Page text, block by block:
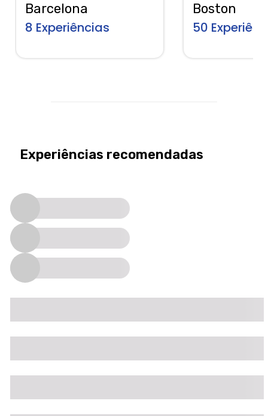
Barcelona
8 Experiências
Boston
50
Experiências recomendadas